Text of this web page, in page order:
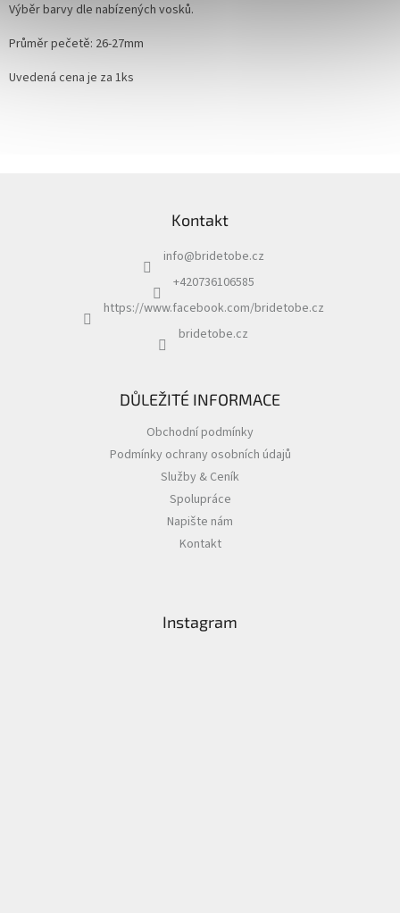
Výběr barvy dle nabízených vosků.
Průměr pečetě: 26-27mm
Uvedená cena je za 1ks
Kontakt
info@bridetobe.cz
+420736106585
https://www.facebook.com/bridetobe.cz
bridetobe.cz
DŮLEŽITÉ INFORMACE
Obchodní podmínky
Podmínky ochrany osobních údajů
Služby & Ceník
Spolupráce
Napište nám
Kontakt
Instagram